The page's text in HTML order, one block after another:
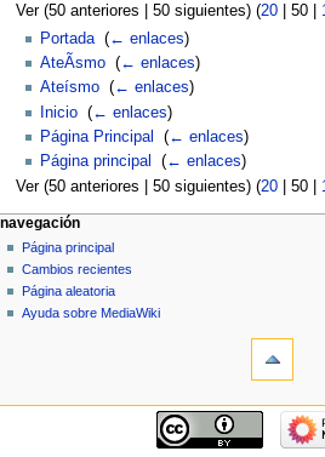
Ver (50 anteriores 50 siguientes) (20| 50|
Portada‎ (← enlaces)
AteÃ­smo (← enlaces)
Ateísmo (← enlaces)
Inicio (← enlaces)
Página Principal
(← enlaces)
Página principal
(← enlaces)
Ver (50 anteriores 50 siguientes) (20| 50|
Menú
de
navegación
acciones de página
página
discusión
leer
ver
herramientas personales
solicitar
cuenta
acceder
navegación
Página principal
Cambios recientes
Página aleatoria
Ayuda sobre MediaWiki
navegación